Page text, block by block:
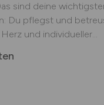
sind deine
Du pflegst und
und individueller...